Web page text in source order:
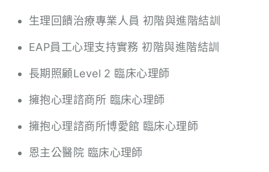
生理回饋治療專業人員 初階與進階結訓
EAP員工心理支持實務 初階與進階結訓
長期照顧Level 2 臨床心理師
擁抱心理諮商所 臨床心理師
擁抱心理諮商所博愛館 臨床心理師
恩主公醫院 臨床心理師